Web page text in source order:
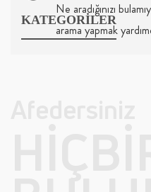
Ne aradığınızı
arama yapmak
KATEGORİLER